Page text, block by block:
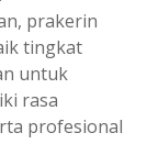
prakerin
tingkat
untuk
rasa
profesional